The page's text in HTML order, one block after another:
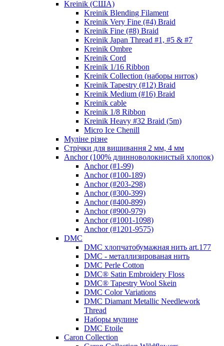
Kreinik (США)
Kreinik Blending Filament
Kreinik Very Fine (#4) Braid
Kreinik Fine (#8) Braid
Kreinik Japan Thread #1, #5 & #7
Kreinik Ombre
Kreinik Cord
Kreinik 1/16 Ribbon
Kreinik Collection (наборы ниток)
Kreinik Tapestry (#12) Braid
Kreinik Medium (#16) Braid
Kreinik cable
Kreinik 1/8 Ribbon
Kreinik Heavy #32 Braid (5m)
Micro Ice Chenill
Муліне різне
Стрічки для вишивання 2 мм, 4 мм
Anchor (100% длинноволокнистый хлопок)
Anchor (#1-99)
Anchor (#100-189)
Anchor (#203-298)
Anchor (#300-399)
Anchor (#400-899)
Anchor (#900-979)
Anchor (#1001-1098)
Anchor (#1201-9575)
DMC
DMC хлопчатобумажная нить art.177
DMC - металлизированая нить
DMC Perle Cotton
DMC® Satin Embroidery Floss
DMC® Tapestry Wool Skein
DMC Color Variations
DMC Diamant Metallic Needlework
Thread
Наборы мулине
DMC Etoile
Caron Collection